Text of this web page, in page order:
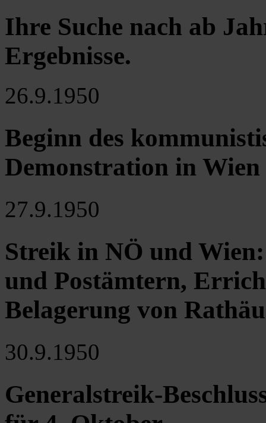
Ihre Suche nach ab
Ergebnisse.
26.9.1950
Beginn des
Demonstration in Wien
27.9.1950
Streik in NÖ und
und Postämtern,
Belagerung von
30.9.1950
Generalstreik-